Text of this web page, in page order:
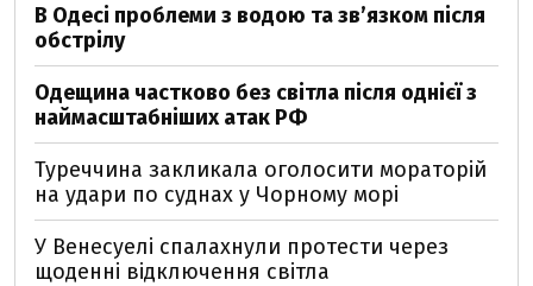
В Одесі проблеми з водою та звʼязком після
обстрілу
Одещина частково без світла після однієї з
наймасштабніших атак РФ
Туреччина закликала оголосити мораторій
на удари по суднах у Чорному морі
У Венесуелі спалахнули протести через
щоденні відключення світла